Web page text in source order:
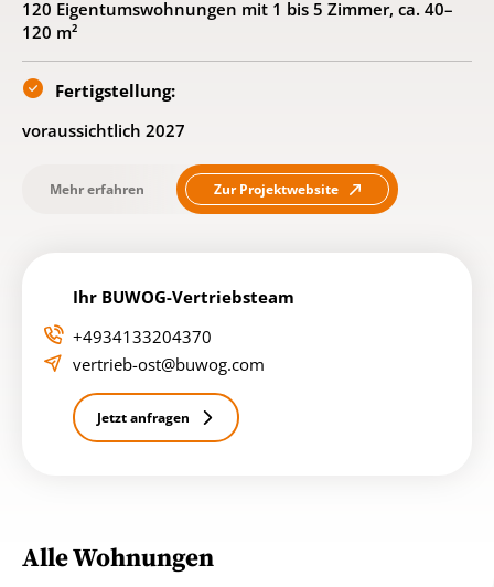
120 Eigentumswohnungen mit 1 bis 5 Zimmer, ca. 40–
120 m²
Fertigstellung:
voraussichtlich 2027
Mehr erfahren Zur Projektwebsite
Ihr BUWOG-Vertriebsteam
+4934133204370
vertrieb-ost@buwog.com
Jetzt anfragen
Alle Wohnungen